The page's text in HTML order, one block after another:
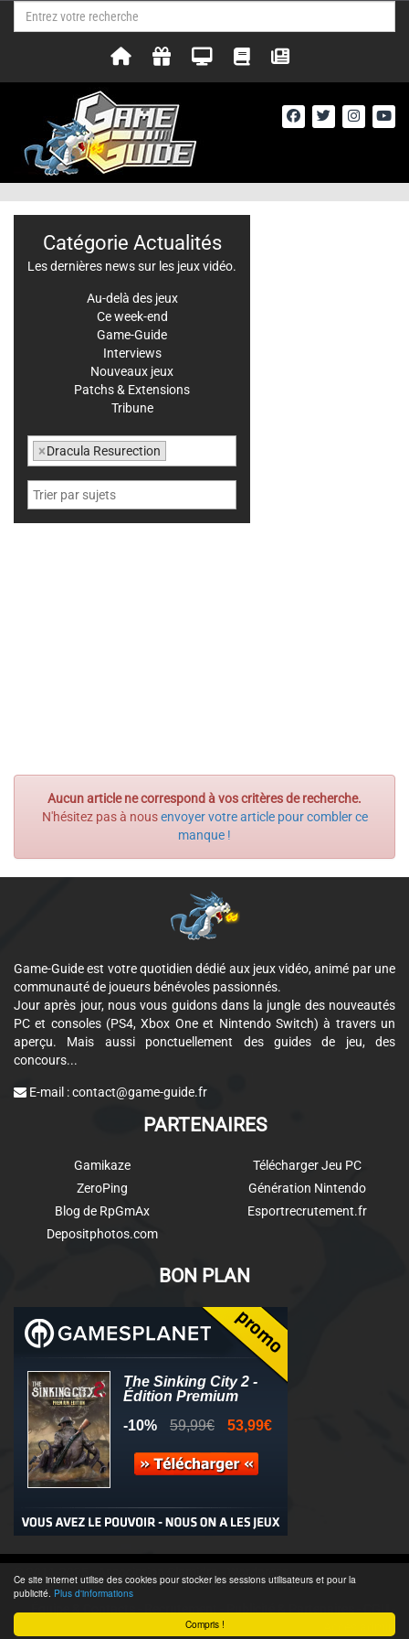
Compris !
Ce site internet utilise des cookies pour stocker les sessions utilisateurs et pour la
publicité. Plus d'informations
Aucun article ne correspond à vos critères de recherche.
N'hésitez pas à nousenvoyer votre article pour combler ce
manque !
Catégorie Actualités
Les dernières news sur les jeux vidéo.
Au-delà des jeux
Ce week-end
Game-Guide
Interviews
Nouveaux jeux
Patchs & Extensions
Tribune
×Dracula Resurection
Game-Guide est votre quotidien dédié aux jeux vidéo, animé par une
communauté de joueurs bénévoles passionnés.
Jour après jour, nous vous guidons dans la jungle des nouveautés
PC et consoles (PS4, Xbox One et Nintendo Switch) à travers un
aperçu. Mais aussi ponctuellement des guides de jeu, des
concours...
E-mail :contact@game-guide.fr
PARTENAIRES
Gamikaze
ZeroPing
Blog de RpGmAx
Depositphotos.com
Télécharger Jeu PC
Génération Nintendo
Esportrecrutement.fr
BON PLAN